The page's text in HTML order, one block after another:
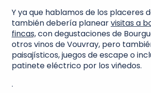
Y ya que hablamos de los placeres
también debería planearvisitas a
fincas,con degustaciones de
otros vinos de Vouvray, pero
paisajísticos, juegos de escape o
patinete eléctrico por los viñedos.
.